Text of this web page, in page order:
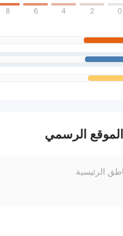
0
2
4
6
8
الرسمي
الرئيسية